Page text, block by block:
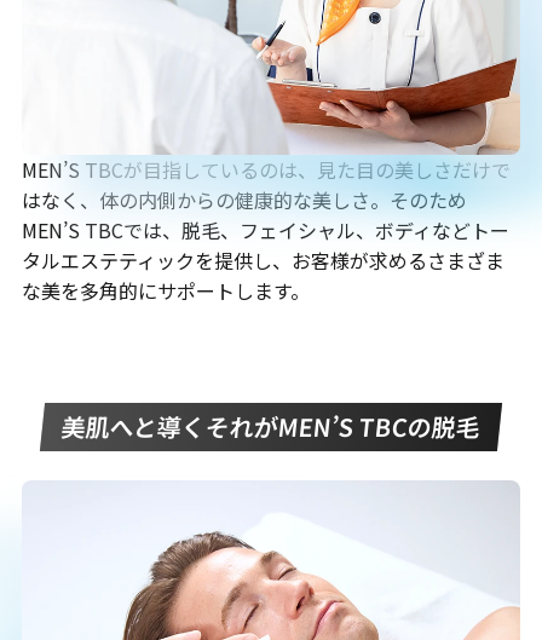
MEN’S TBCが目指しているのは、見た目の美しさだけで
はなく、体の内側からの健康的な美しさ。そのため
MEN’S TBCでは、脱毛、フェイシャル、ボディなどトー
タルエステティックを提供し、お客様が求めるさまざま
な美を多角的にサポートします。
美肌へと導くそれがMEN’S TBCの脱毛